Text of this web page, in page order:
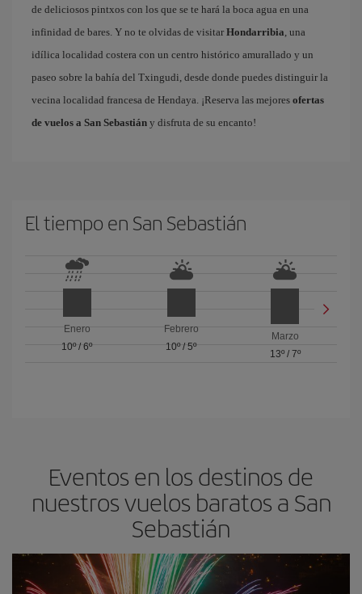
de deliciosos pintxos con los que se te hará la boca agua en una
infinidad de bares. Y no te olvidas de visitar Hondarribia, una
idílica localidad costera con un centro histórico amurallado y un
paseo sobre la bahía del Txingudi, desde donde puedes distinguir la
vecina localidad francesa de Hendaya. ¡Reserva las mejores ofertas
de vuelos a San Sebastián y disfruta de su encanto!
El tiempo en San Sebastián
Enero
10º/6º
Febrero
10º/ 5º
Marzo
13º/ 7º
Eventos en los destinos de
nuestros vuelos baratos a San
Sebastián